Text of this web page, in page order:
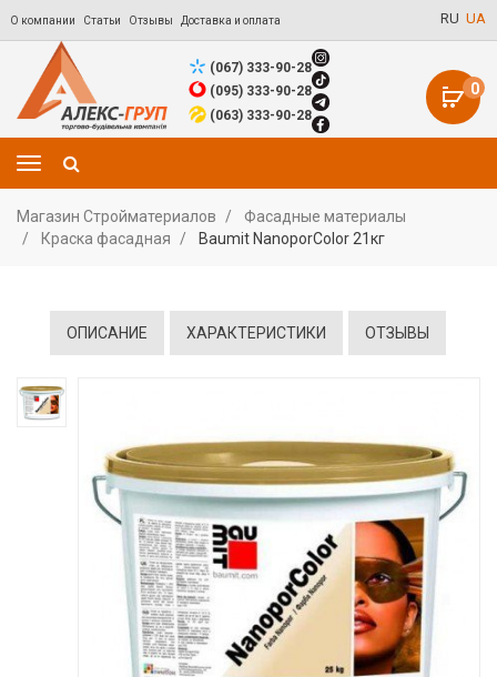
О компании Статьи Отзывы Доставка и оплата RU UA
0
(067) 333-90-28
(095) 333-90-28
(063) 333-90-28
Магазин Стройматериалов
Фасадные материалы
Краска фасадная
Baumit NanoporColor 21кг
ОПИСАНИЕ ХАРАКТЕРИСТИКИ ОТЗЫВЫ